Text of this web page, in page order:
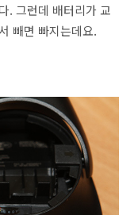
. 그런데 배터리가 교
빼면 빠지는데요.